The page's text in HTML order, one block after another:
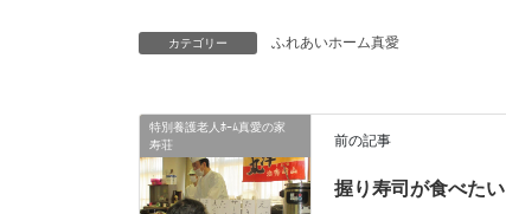
カテゴリー ふれあいホーム真愛
特別養護老人ﾎｰﾑ真愛の家
寿荘
前の記事
握り寿司が食べたい